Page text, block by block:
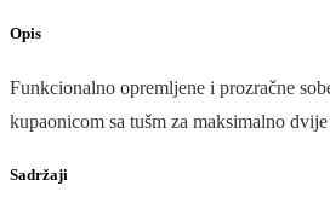
Opis
Funkcionalno opremljene i prozračne
kupaonicom sa tušm za maksimalno dvije
Sadržaji